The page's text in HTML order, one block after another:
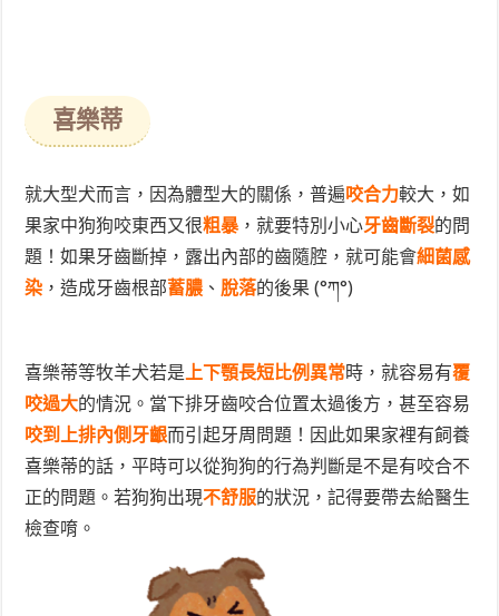
喜樂蒂
就大型犬而言，因為體型大的關係，普遍咬合力較大，如
果家中狗狗咬東西又很粗暴，就要特別小心牙齒斷裂的問
題！如果牙齒斷掉，露出內部的齒隨腔，就可能會細菌感
染 ，造成牙齒根部蓄膿 、 脫落的後果 (°ཀ°)
喜樂蒂等牧羊犬若是上下顎長短比例異常時，就容易有覆
咬過大的情況。當下排牙齒咬合位置太過後方，甚至容易
咬到上排內側牙齦而引起牙周問題！因此如果家裡有飼養
喜樂蒂的話，平時可以從狗狗的行為判斷是不是有咬合不
正的問題。若狗狗出現不舒服的狀況，記得要帶去給醫生
檢查唷。